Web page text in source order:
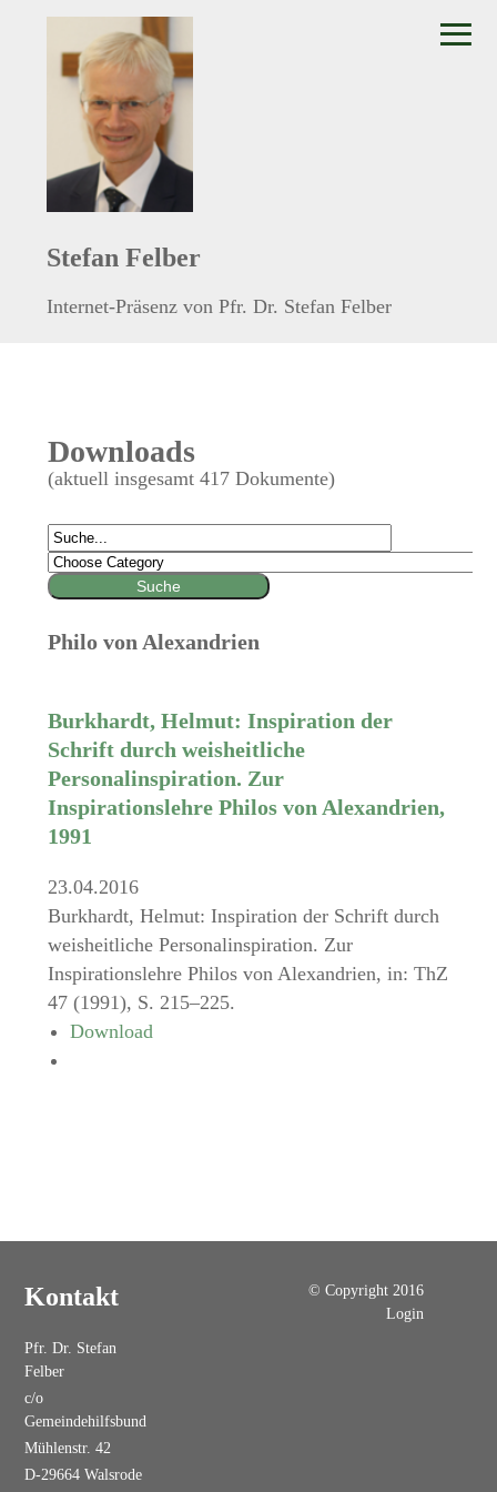
Stefan Felber
Internet-Präsenz von Pfr. Dr. Stefan Felber
Downloads
(aktuell insgesamt 417 Dokumente)
Philo von Alexandrien
Burkhardt, Helmut: Inspiration der
Schrift durch weisheitliche
Personalinspiration. Zur
Inspirationslehre Philos von Alexandrien,
1991
23.04.2016
Burkhardt, Helmut: Inspiration der Schrift durch
weisheitliche Personalinspiration. Zur
Inspirationslehre Philos von Alexandrien, in: ThZ
47 (1991), S. 215–225.
Download
Kontakt
Pfr. Dr. Stefan
Felber
c/o
Gemeindehilfsbund
Mühlenstr. 42
D-29664 Walsrode
© Copyright 2016
Login
≡